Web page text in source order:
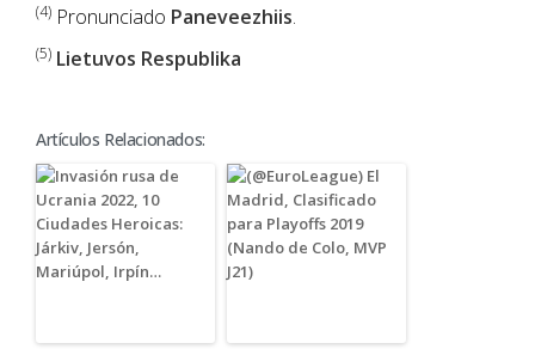
(4) Pronunciado Paneveezhiis.
(5) Lietuvos Respublika
Artículos Relacionados: